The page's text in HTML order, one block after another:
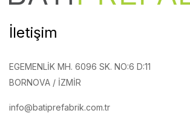
İletişim
EGEMENLIK MH. 6096 SK. NO:6 D:11
BORNOVA / İZMIR
info@batiprefabrik.com.tr